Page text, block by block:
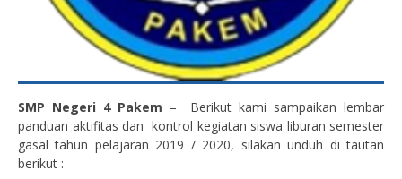
SMP Negeri 4 Pakem – Berikut kami sampaikan lembar
panduan aktifitas dan kontrol kegiatan siswa liburan semester
gasal tahun pelajaran 2019 / 2020, silakan unduh di tautan
berikut :